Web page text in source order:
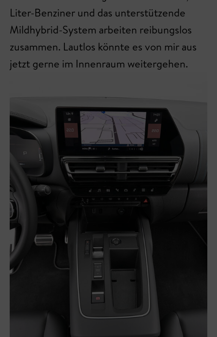
Liter-Benziner und das unterstützende
Mildhybrid-System arbeiten reibungslos
zusammen. Lautlos könnte es von mir aus
jetzt gerne im Innenraum weitergehen.